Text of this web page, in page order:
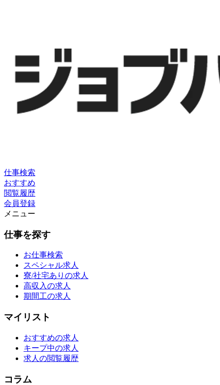
仕事検索
おすすめ
閲覧履歴
会員登録
メニュー
仕事を探す
お仕事検索
スペシャル求人
寮/社宅ありの求人
高収入の求人
期間工の求人
マイリスト
おすすめの求人
キープ中の求人
求人の閲覧履歴
コラム